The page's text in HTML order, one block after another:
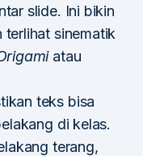
slide. Ini bikin
terlihat sinematik
atau
teks bisa
di kelas.
terang,